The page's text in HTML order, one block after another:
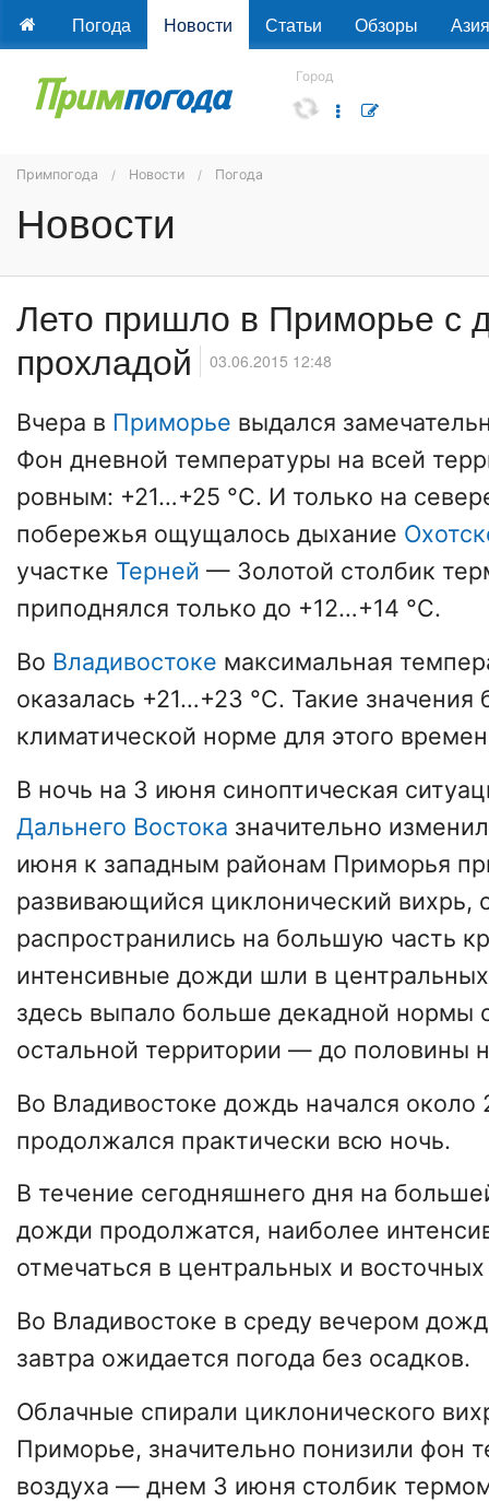
Погода Новости Статьи Обзоры Азия
Город
Примпогода Новости Погода
Новости
Лето пришло в Приморье с
прохладой
03.06.2015 12:48
Вчера в Приморье выдался
Фон дневной температуры на всей
ровным: +21…+25 °C. И только на
побережья ощущалось дыхание
участке Терней — Золотой столбик
приподнялся только до +12…+14 °C.
Во Владивостоке максимальная
оказалась +21…+23 °C. Такие значения
климатической норме для этого
В ночь на 3 июня синоптическая
Дальнего Востока значительно
июня к западным районам Приморья
развивающийся циклонический вихрь,
распространились на большую часть
интенсивные дожди шли в
здесь выпало больше декадной нормы
остальной территории — до половины
Во Владивостоке дождь начался около
продолжался практически всю ночь.
В течение сегодняшнего дня на
дожди продолжатся, наиболее
отмечаться в центральных и
Во Владивостоке в среду вечером
завтра ожидается погода без осадков.
Облачные спирали циклонического
Приморье, значительно понизили фон
воздуха — днем 3 июня столбик